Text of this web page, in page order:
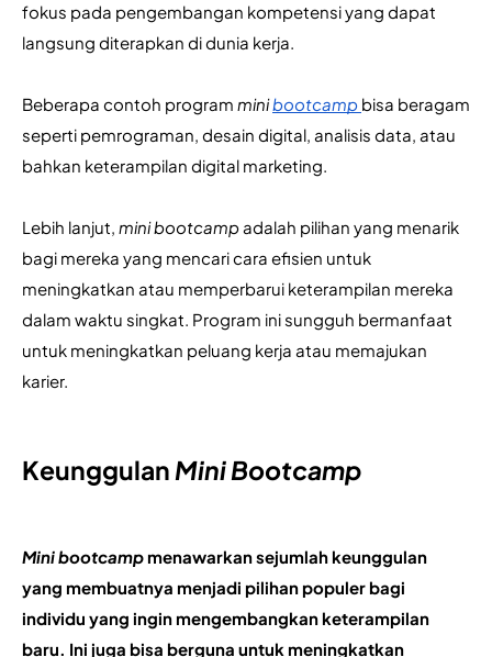
fokus pada pengembangan kompetensi yang dapat
langsung diterapkan di dunia kerja.
Beberapa contoh program mini bootcamp bisa beragam
seperti pemrograman, desain digital, analisis data, atau
bahkan keterampilan digital marketing.
Lebih lanjut, mini bootcamp adalah pilihan yang menarik
bagi mereka yang mencari cara efisien untuk
meningkatkan atau memperbarui keterampilan mereka
dalam waktu singkat. Program ini sungguh bermanfaat
untuk meningkatkan peluang kerja atau memajukan
karier.
Keunggulan Mini Bootcamp
Mini bootcamp menawarkan sejumlah keunggulan
yang membuatnya menjadi pilihan populer bagi
individu yang ingin mengembangkan keterampilan
baru. Ini juga bisa berguna untuk meningkatkan